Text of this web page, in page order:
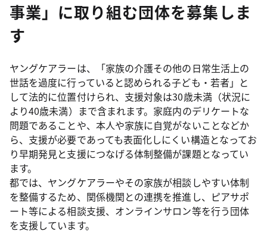
事業」に取り組む団体を募集しま
す
ヤングケアラーは、「家族の介護その他の日常生活上の
世話を過度に行っていると認められる子ども・若者」と
して法的に位置付けられ、支援対象は30歳未満（状況に
より40歳未満）まで含まれます。家庭内のデリケートな
問題であることや、本人や家族に自覚がないことなどか
ら、支援が必要であっても表面化しにくい構造となってお
り早期発見と支援につなげる体制整備が課題となってい
ます。
都では、ヤングケアラーやその家族が相談しやすい体制
を整備するため、関係機関との連携を推進し、ピアサポ
ート等による相談支援、オンラインサロン等を行う団体
を支援しています。